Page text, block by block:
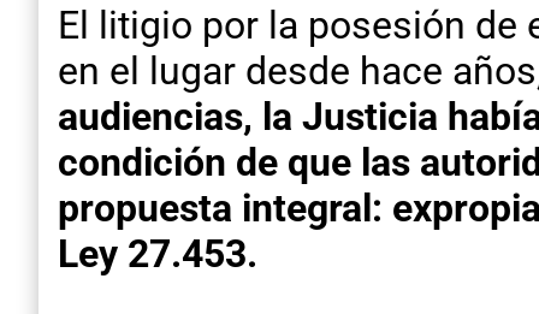
El litigio por la posesión de
en el lugar desde hace
audiencias, la Justicia
condición de que las
propuesta integral:
Ley 27.453.